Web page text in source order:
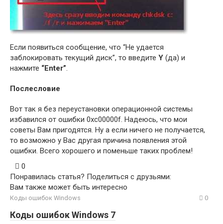
Если появиться сообщение, что “Не удается
заблокировать текущий диск”, то введите Y (да) и
нажмите “Enter”.
Послесловие
Вот так я без переустановки операционной системы
избавился от ошибки 0xc00000f. Надеюсь, что мои
советы Вам пригодятся. Ну а если ничего не получается,
то возможно у Вас другая причина появления этой
ошибки. Всего хорошего и поменьше таких проблем!
0
Понравилась статья? Поделиться с друзьями:
Вам также может быть интересно
Коды ошибок Windows 0
Коды ошибок Windows 7